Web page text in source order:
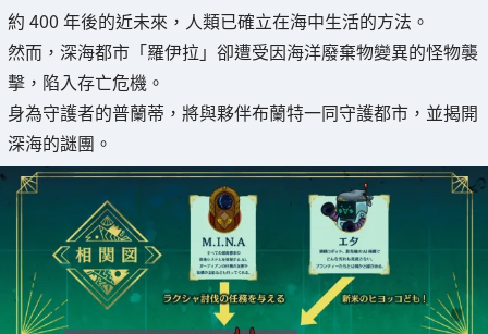
約 400 年後的近未來，人類已確立在海中生活的方法。
然而，深海都市「羅伊拉」卻遭受因海洋廢棄物變異的怪物襲
擊，陷入存亡危機。
身為守護者的普蘭蒂，將與夥伴布蘭特一同守護都市，並揭開
深海的謎團。